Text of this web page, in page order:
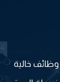
وظائف خالية